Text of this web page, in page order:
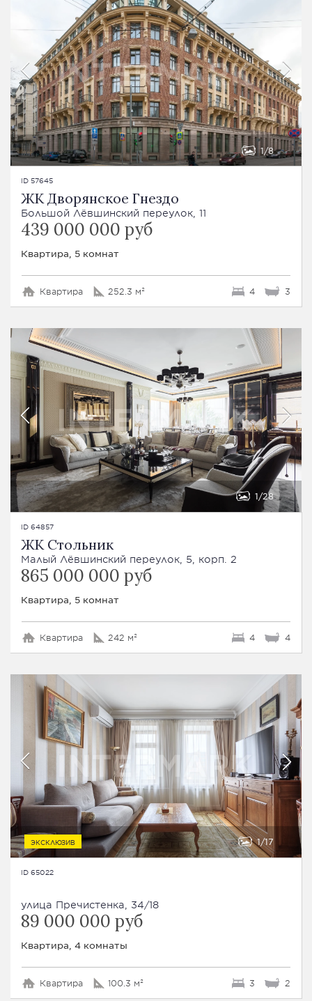
1 8
ID 57645
ЖК Дворянское Гнездо
Большой Лёвшинский переулок, 11
439 000 000 руб
Квартира, 5 комнат
Квартира 252.3 м² 4 3
1 28
ID 64857
ЖК Стольник
Малый Лёвшинский переулок, 5, корп. 2
865 000 000 руб
Квартира, 5 комнат
Квартира 242 м² 4 4
ЭКСКЛЮЗИВ 1 17
ID 65022
улица Пречистенка, 34/18
89 000 000 руб
Квартира, 4 комнаты
Квартира 100.3 м² 3 2